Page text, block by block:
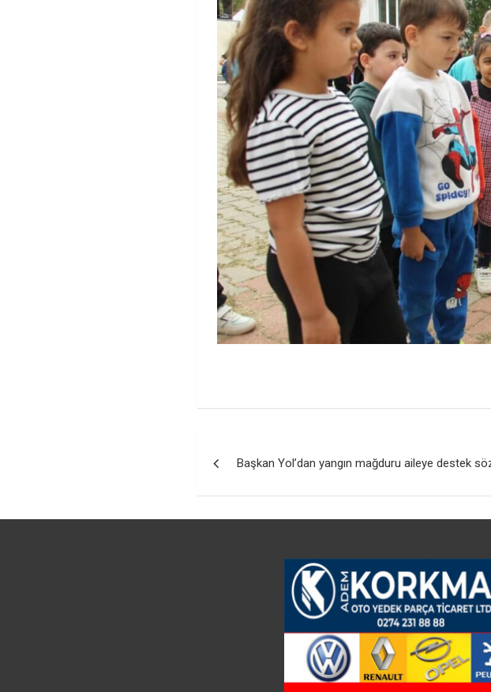
gezinmesi
Başkan Yol’dan yangın mağduru aileye destek